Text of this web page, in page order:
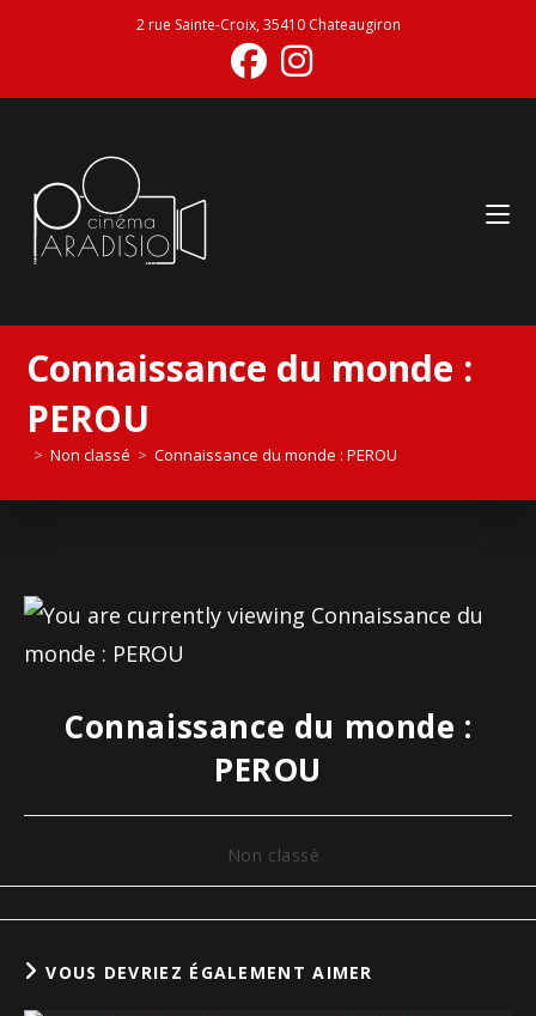
2 rue Sainte-Croix, 35410 Chateaugiron
Connaissance du monde :
PEROU
> Non classé > Connaissance du monde : PEROU
Connaissance du monde :
PEROU
Non classé
VOUS DEVRIEZ ÉGALEMENT AIMER